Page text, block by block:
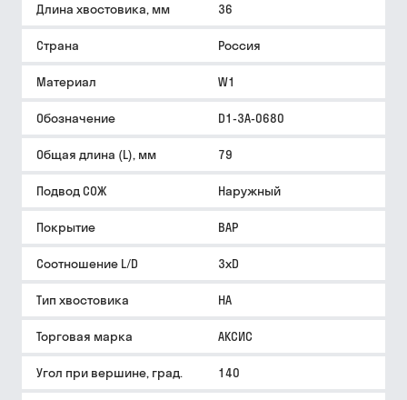
Длина хвостовика, мм 36
Страна Россия
Материал W1
Обозначение D1-3A-0680
Общая длина (L), мм 79
Подвод СОЖ Наружный
Покрытие BAP
Соотношение L/D 3xD
Тип хвостовика HA
Торговая марка АКСИС
Угол при вершине, град. 140